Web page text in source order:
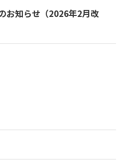
お知らせ（2026年2月改